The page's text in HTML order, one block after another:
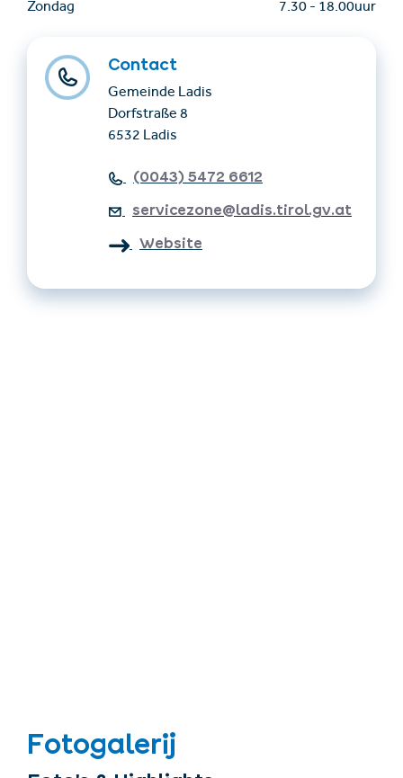
Zondag
7.30 - 18.00uur
Contact
Gemeinde Ladis
Dorfstraße 8
6532 Ladis
(0043) 5472 6612
servicezone@ladis.tirol.gv.at
Website
Fotogalerij